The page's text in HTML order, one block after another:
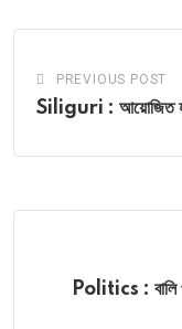
PREVIOUS POST
Siliguri : আয়োজিত হতে
Politics : বালি